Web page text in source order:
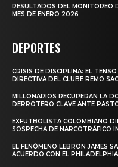
RESULTADOS DEL MONITOREO
MES DE ENERO 2026
DEPORTES
CRISIS DE DISCIPLINA: EL
DIRECTIVA DEL CLUBE REMO
MILLONARIOS RECUPERAN LA
DERROTERO CLAVE ANTE
EXFUTBOLISTA COLOMBIANO
SOSPECHA DE NARCOTRÁFICO
EL FENÓMENO LEBRON JAMES
ACUERDO CON EL